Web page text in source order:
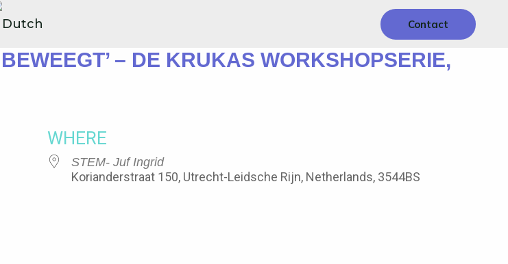
Contact
– DE KRUKAS WORKSHOPSERIE,
WHERE
STEM- Juf Ingrid
Korianderstraat 150, Utrecht-Leidsche Rijn, Netherlands, 3544BS